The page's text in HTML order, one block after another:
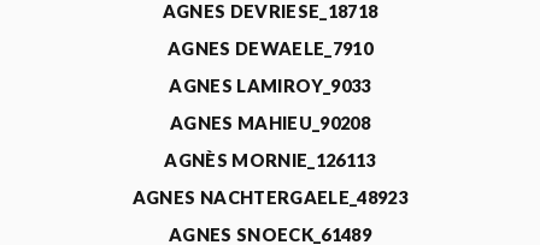
AGNES DEVRIESE_18718
AGNES DEWAELE_7910
AGNES LAMIROY_9033
AGNES MAHIEU_90208
AGNÈS MORNIE_126113
AGNES NACHTERGAELE_48923
AGNES SNOECK_61489